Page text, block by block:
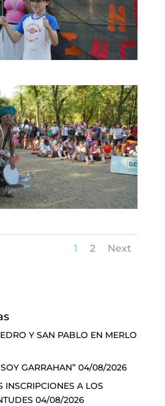
1 2 Next
Y SAN PABLO EN MERLO
GARRAHAN” 04/08/2026
INSCRIPCIONES A LOS
04/08/2026